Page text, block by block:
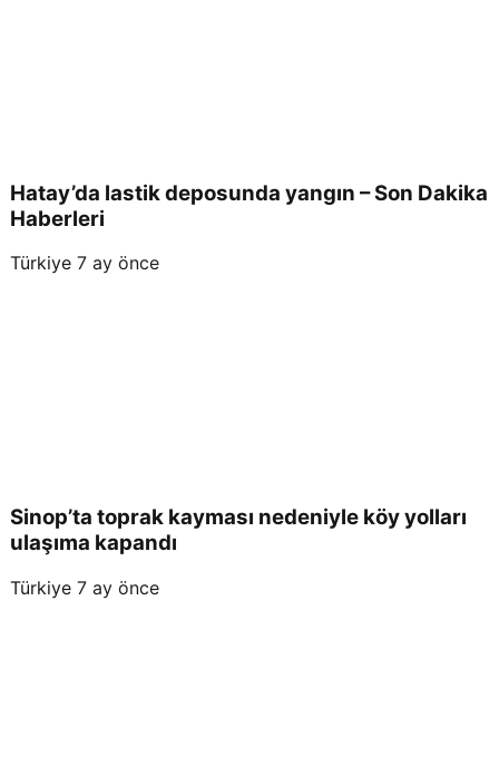
Hatay’da lastik deposunda yangın – Son Dakika
Haberleri
Türkiye 7 ay önce
Sinop’ta toprak kayması nedeniyle köy yolları
ulaşıma kapandı
Türkiye 7 ay önce